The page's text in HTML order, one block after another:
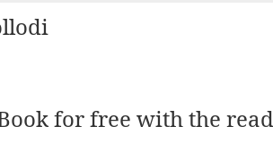
for free with the